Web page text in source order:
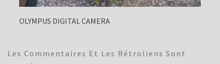
OLYMPUS DIGITAL CAMERA
Les Commentaires Et Les Rétroliens Sont